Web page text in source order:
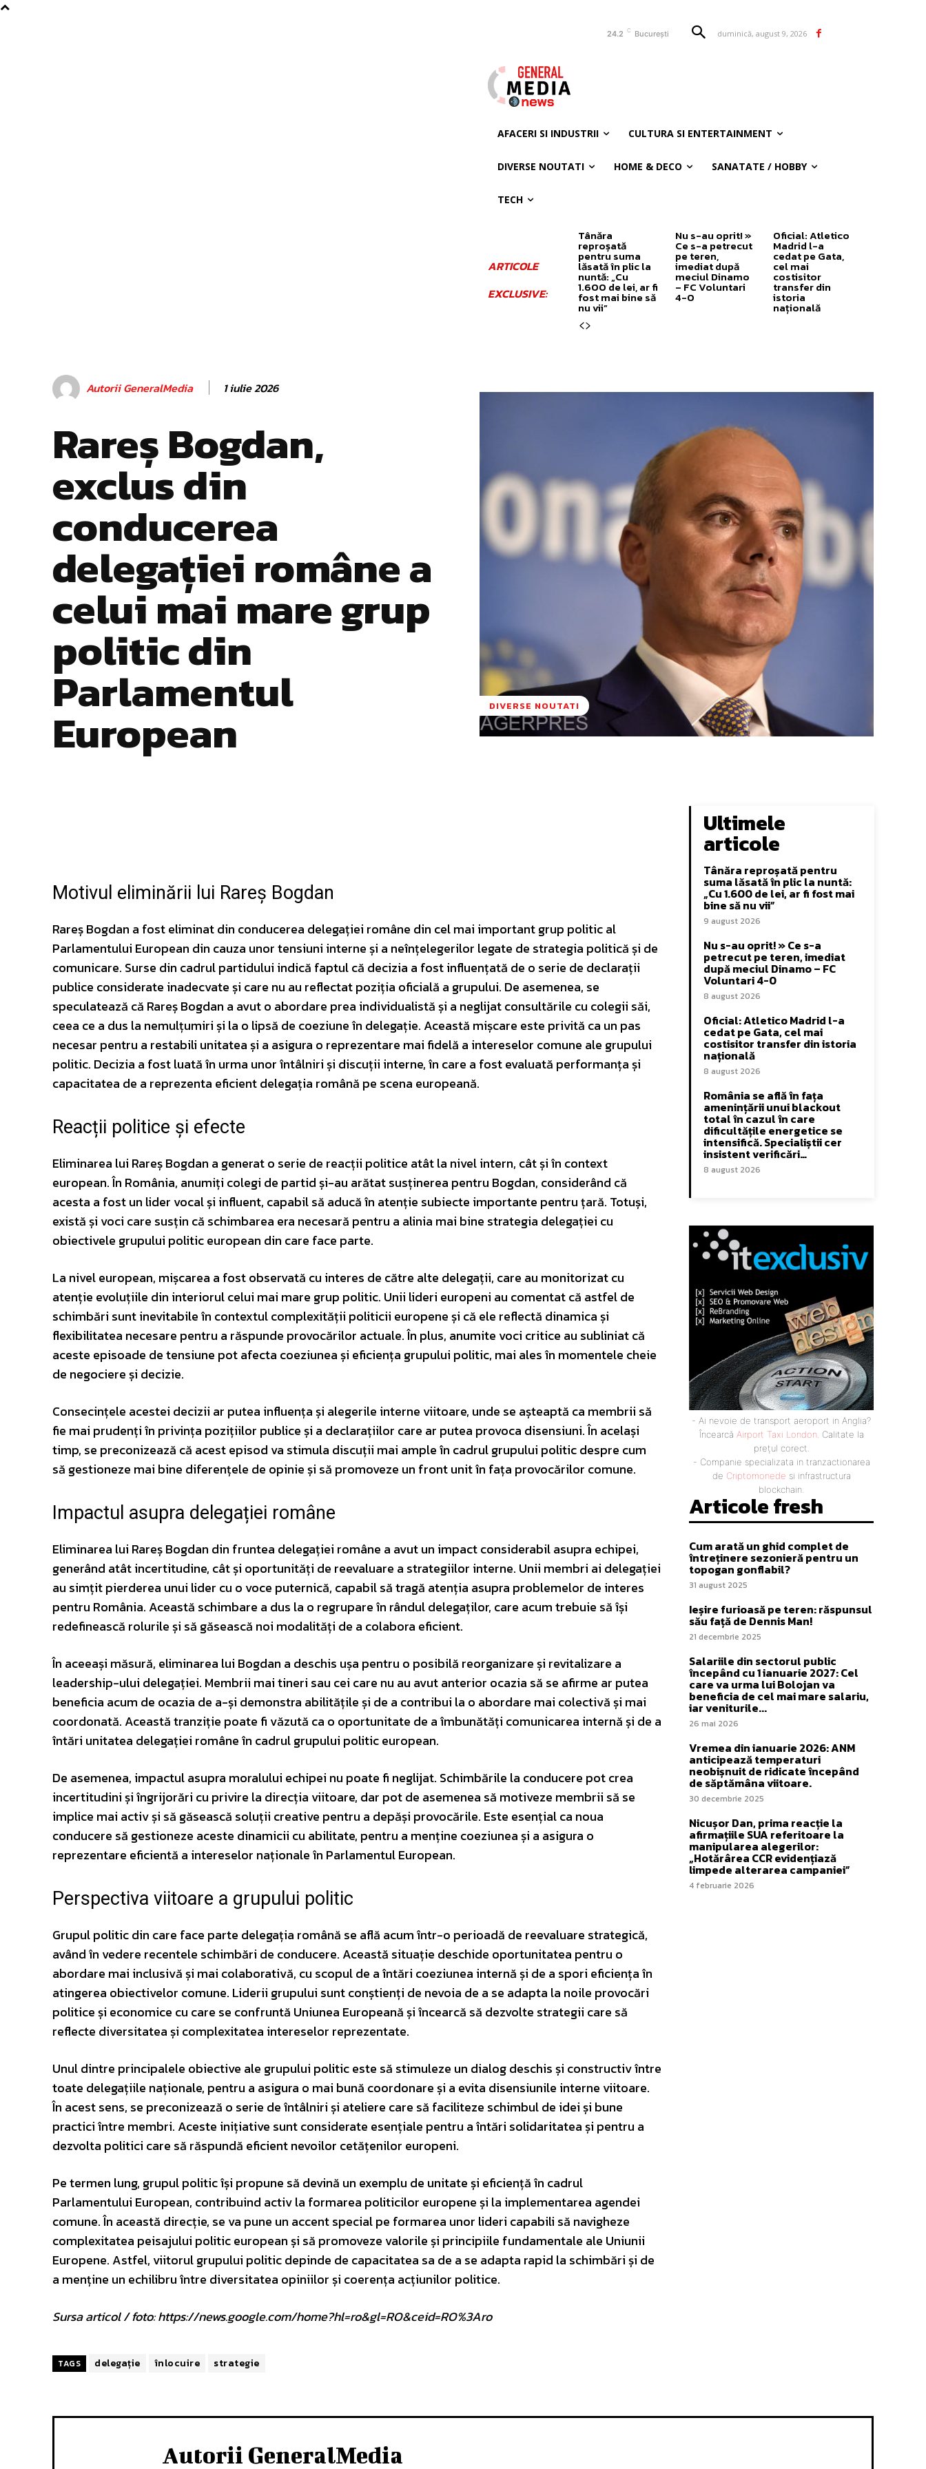
24.2 C București duminică, august 9, 2026
AFACERI SI INDUSTRII CULTURA SI ENTERTAINMENT
DIVERSE NOUTATI HOME & DECO SANATATE / HOBBY
TECH
ARTICOLE
EXCLUSIVE:
Tânăra
reproșată
pentru suma
lăsată în plic la
nuntă: „Cu
1.600 de lei, ar fi
fost mai bine să
nu vii”
Nu s-au oprit! »
Ce s-a petrecut
pe teren,
imediat după
meciul Dinamo
– FC Voluntari
4-0
Oficial: Atletico
Madrid l-a
cedat pe Gata,
cel mai
costisitor
transfer din
istoria
națională
Autorii GeneralMedia 1 iulie 2026
Rareș Bogdan,
exclus din
conducerea
delegației române a
celui mai mare grup
politic din
Parlamentul
European DIVERSE NOUTATI
Motivul eliminării lui Rareș Bogdan
Rareș Bogdan a fost eliminat din conducerea delegației române din cel mai important grup politic al
Parlamentului European din cauza unor tensiuni interne și a neînțelegerilor legate de strategia politică și de
comunicare. Surse din cadrul partidului indică faptul că decizia a fost influențată de o serie de declarații
publice considerate inadecvate și care nu au reflectat poziția oficială a grupului. De asemenea, se
speculatează că Rareș Bogdan a avut o abordare prea individualistă și a neglijat consultările cu colegii săi,
ceea ce a dus la nemulțumiri și la o lipsă de coeziune în delegație. Această mișcare este privită ca un pas
necesar pentru a restabili unitatea și a asigura o reprezentare mai fidelă a intereselor comune ale grupului
politic. Decizia a fost luată în urma unor întâlniri și discuții interne, în care a fost evaluată performanța și
capacitatea de a reprezenta eficient delegația română pe scena europeană.
Reacții politice și efecte
Eliminarea lui Rareș Bogdan a generat o serie de reacții politice atât la nivel intern, cât și în context
european. În România, anumiți colegi de partid și-au arătat susținerea pentru Bogdan, considerând că
acesta a fost un lider vocal și influent, capabil să aducă în atenție subiecte importante pentru țară. Totuși,
există și voci care susțin că schimbarea era necesară pentru a alinia mai bine strategia delegației cu
obiectivele grupului politic european din care face parte.
La nivel european, mișcarea a fost observată cu interes de către alte delegații, care au monitorizat cu
atenție evoluțiile din interiorul celui mai mare grup politic. Unii lideri europeni au comentat că astfel de
schimbări sunt inevitabile în contextul complexității politicii europene și că ele reflectă dinamica și
flexibilitatea necesare pentru a răspunde provocărilor actuale. În plus, anumite voci critice au subliniat că
aceste episoade de tensiune pot afecta coeziunea și eficiența grupului politic, mai ales în momentele cheie
de negociere și decizie.
Consecințele acestei decizii ar putea influența și alegerile interne viitoare, unde se așteaptă ca membrii să
fie mai prudenți în privința pozițiilor publice și a declarațiilor care ar putea provoca disensiuni. În același
timp, se preconizează că acest episod va stimula discuții mai ample în cadrul grupului politic despre cum
să gestioneze mai bine diferențele de opinie și să promoveze un front unit în fața provocărilor comune.
Impactul asupra delegației române
Eliminarea lui Rareș Bogdan din fruntea delegației române a avut un impact considerabil asupra echipei,
generând atât incertitudine, cât și oportunități de reevaluare a strategiilor interne. Unii membri ai delegației
au simțit pierderea unui lider cu o voce puternică, capabil să tragă atenția asupra problemelor de interes
pentru România. Această schimbare a dus la o regrupare în rândul delegaților, care acum trebuie să își
redefinească rolurile și să găsească noi modalități de a colabora eficient.
În aceeași măsură, eliminarea lui Bogdan a deschis ușa pentru o posibilă reorganizare și revitalizare a
leadership-ului delegației. Membrii mai tineri sau cei care nu au avut anterior ocazia să se afirme ar putea
beneficia acum de ocazia de a-și demonstra abilitățile și de a contribui la o abordare mai colectivă și mai
coordonată. Această tranziție poate fi văzută ca o oportunitate de a îmbunătăți comunicarea internă și de a
întări unitatea delegației române în cadrul grupului politic european.
De asemenea, impactul asupra moralului echipei nu poate fi neglijat. Schimbările la conducere pot crea
incertitudini și îngrijorări cu privire la direcția viitoare, dar pot de asemenea să motiveze membrii să se
implice mai activ și să găsească soluții creative pentru a depăși provocările. Este esențial ca noua
conducere să gestioneze aceste dinamicii cu abilitate, pentru a menține coeziunea și a asigura o
reprezentare eficientă a intereselor naționale în Parlamentul European.
Perspectiva viitoare a grupului politic
Grupul politic din care face parte delegația română se află acum într-o perioadă de reevaluare strategică,
având în vedere recentele schimbări de conducere. Această situație deschide oportunitatea pentru o
abordare mai inclusivă și mai colaborativă, cu scopul de a întări coeziunea internă și de a spori eficiența în
atingerea obiectivelor comune. Liderii grupului sunt conștienți de nevoia de a se adapta la noile provocări
politice și economice cu care se confruntă Uniunea Europeană și încearcă să dezvolte strategii care să
reflecte diversitatea și complexitatea intereselor reprezentate.
Unul dintre principalele obiective ale grupului politic este să stimuleze un dialog deschis și constructiv între
toate delegațiile naționale, pentru a asigura o mai bună coordonare și a evita disensiunile interne viitoare.
În acest sens, se preconizează o serie de întâlniri și ateliere care să faciliteze schimbul de idei și bune
practici între membri. Aceste inițiative sunt considerate esențiale pentru a întări solidaritatea și pentru a
dezvolta politici care să răspundă eficient nevoilor cetățenilor europeni.
Pe termen lung, grupul politic își propune să devină un exemplu de unitate și eficiență în cadrul
Parlamentului European, contribuind activ la formarea politicilor europene și la implementarea agendei
comune. În această direcție, se va pune un accent special pe formarea unor lideri capabili să navigheze
complexitatea peisajului politic european și să promoveze valorile și principiile fundamentale ale Uniunii
Europene. Astfel, viitorul grupului politic depinde de capacitatea sa de a se adapta rapid la schimbări și de
a menține un echilibru între diversitatea opiniilor și coerența acțiunilor politice.
Sursa articol / foto: https://news.google.com/home?hl=ro&gl=RO&ceid=RO%3Aro
TAGS delegație înlocuire strategie
Ultimele
articole
Tânăra reproșată pentru
suma lăsată în plic la nuntă:
„Cu 1.600 de lei, ar fi fost mai
bine să nu vii”
9 august 2026
Nu s-au oprit! » Ce s-a
petrecut pe teren, imediat
după meciul Dinamo – FC
Voluntari 4-0
8 august 2026
Oficial: Atletico Madrid l-a
cedat pe Gata, cel mai
costisitor transfer din istoria
națională
8 august 2026
România se află în fața
amenințării unui blackout
total în cazul în care
dificultățile energetice se
intensifică. Specialiștii cer
insistent verificări…
8 august 2026
- Ai nevoie de transport aeroport in Anglia?
Încearcă Airport Taxi London. Calitate la
prețul corect.
- Companie specializata in tranzactionarea
de Criptomonede si infrastructura
blockchain.
Articole fresh
Cum arată un ghid complet de
întreținere sezonieră pentru un
topogan gonflabil?
31 august 2025
Ieșire furioasă pe teren: răspunsul
său față de Dennis Man!
21 decembrie 2025
Salariile din sectorul public
începând cu 1 ianuarie 2027: Cel
care va urma lui Bolojan va
beneficia de cel mai mare salariu,
iar veniturile...
26 mai 2026
Vremea din ianuarie 2026: ANM
anticipează temperaturi
neobișnuit de ridicate începând
de săptămâna viitoare.
30 decembrie 2025
Nicușor Dan, prima reacție la
afirmațiile SUA referitoare la
manipularea alegerilor:
„Hotărârea CCR evidențiază
limpede alterarea campaniei”
4 februarie 2026
Autorii GeneralMedia